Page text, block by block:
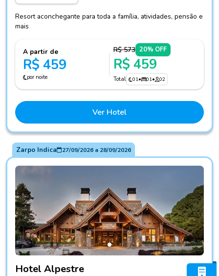
Resort aconchegante para toda a família, atividades, pensão e
mais
A partir de
R$ 459
por noite
R$ 573 20% OFF
R$ 459
Total 01• 01• 02
Ver Hotel
Zarpo Indica 27/09/2026a 28/09/2026
Hotel Alpestre